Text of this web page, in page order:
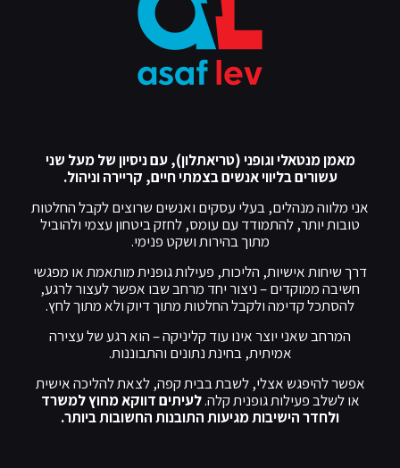
מאמן מנטאלי וגופני (טריאתלון), עם ניסיון של מעל שני
עשורים בליווי אנשים בצמתי חיים, קריירה וניהול.
אני מלווה מנהלים, בעלי עסקים ואנשים שרוצים לקבל החלטות
טובות יותר, להתמודד עם עומס, לחזק ביטחון עצמי ולהוביל
מתוך בהירות ושקט פנימי.
דרך שיחות אישיות, הליכות, פעילות גופנית מותאמת או מפגשי
חשיבה ממוקדים – ניצור יחד מרחב שבו אפשר לעצור לרגע,
להסתכל קדימה ולקבל החלטות מתוך דיוק ולא מתוך לחץ.
המרחב שאני יוצר אינו עוד קליניקה – הוא רגע של עצירה
אמיתית, בחינת נתונים והתבוננות.
אפשר להיפגש אצלי, לשבת בבית קפה, לצאת להליכה אישית
או לשלב פעילות גופנית קלה.לעיתים דווקא מחוץ למשרד
ולחדר הישיבות מגיעות התובנות החשובות ביותר.